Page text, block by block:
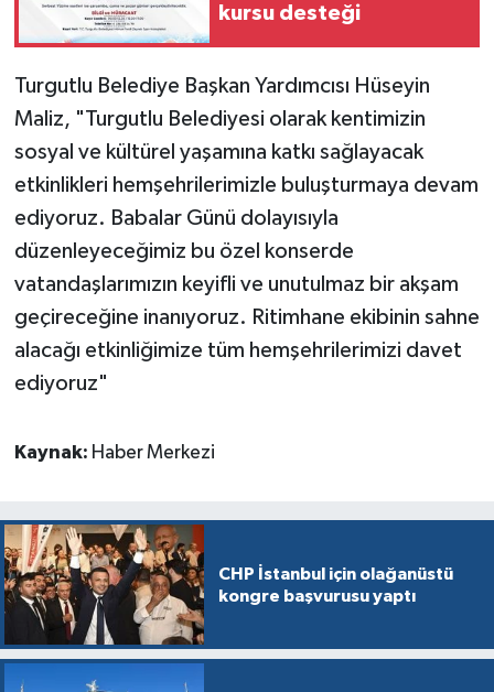
kursu desteği
Turgutlu Belediye Başkan Yardımcısı Hüseyin
Maliz, "Turgutlu Belediyesi olarak kentimizin
sosyal ve kültürel yaşamına katkı sağlayacak
etkinlikleri hemşehrilerimizle buluşturmaya devam
ediyoruz. Babalar Günü dolayısıyla
düzenleyeceğimiz bu özel konserde
vatandaşlarımızın keyifli ve unutulmaz bir akşam
geçireceğine inanıyoruz. Ritimhane ekibinin sahne
alacağı etkinliğimize tüm hemşehrilerimizi davet
ediyoruz"
Kaynak: Haber Merkezi
CHP İstanbul için olağanüstü
kongre başvurusu yaptı